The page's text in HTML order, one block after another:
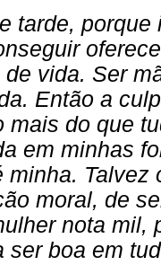
tarde,
de vida. Ser
Então a
mais do que
em minhas
minha. Talvez
moral, de
nota mil,
ser boa em